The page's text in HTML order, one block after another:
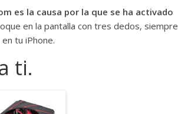
es la causa por la que se ha activado
en la pantalla con tres dedos, siempre
tu iPhone.
ti.